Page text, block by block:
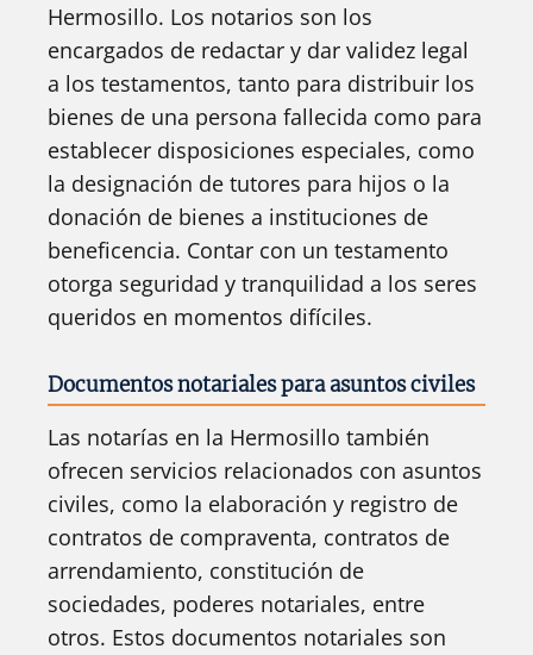
Hermosillo. Los notarios son los
encargados de redactar y dar validez legal
a los testamentos, tanto para distribuir los
bienes de una persona fallecida como para
establecer disposiciones especiales, como
la designación de tutores para hijos o la
donación de bienes a instituciones de
beneficencia. Contar con un testamento
otorga seguridad y tranquilidad a los seres
queridos en momentos difíciles.
Documentos notariales para asuntos civiles
Las notarías en la Hermosillo también
ofrecen servicios relacionados con asuntos
civiles, como la elaboración y registro de
contratos de compraventa, contratos de
arrendamiento, constitución de
sociedades, poderes notariales, entre
otros. Estos documentos notariales son